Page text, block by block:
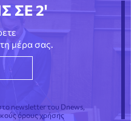
ΣΕ 2'
μέρα σας.
newsletter του Dnews,
όρους χρήσης